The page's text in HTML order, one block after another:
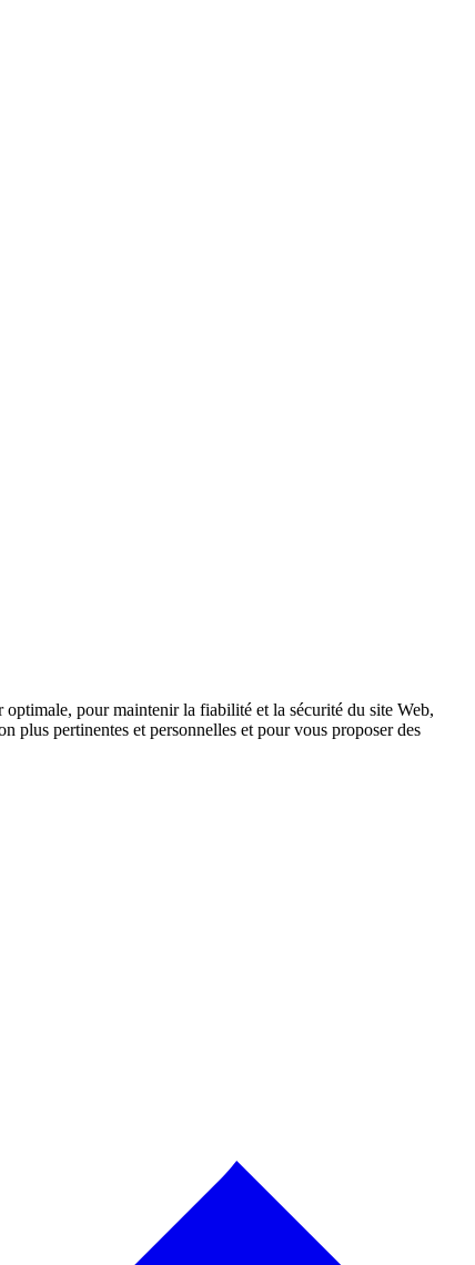
pour maintenir la fiabilité et la sécurité du site Web,
plus pertinentes et personnelles et pour vous proposer des